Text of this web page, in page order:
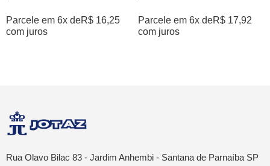
Parcele em 6x deR$ 16,25
com juros
Parcele em 6x deR$ 17,92
com juros
Rua Olavo Bilac 83 - Jardim Anhembi - Santana de Parnaíba SP